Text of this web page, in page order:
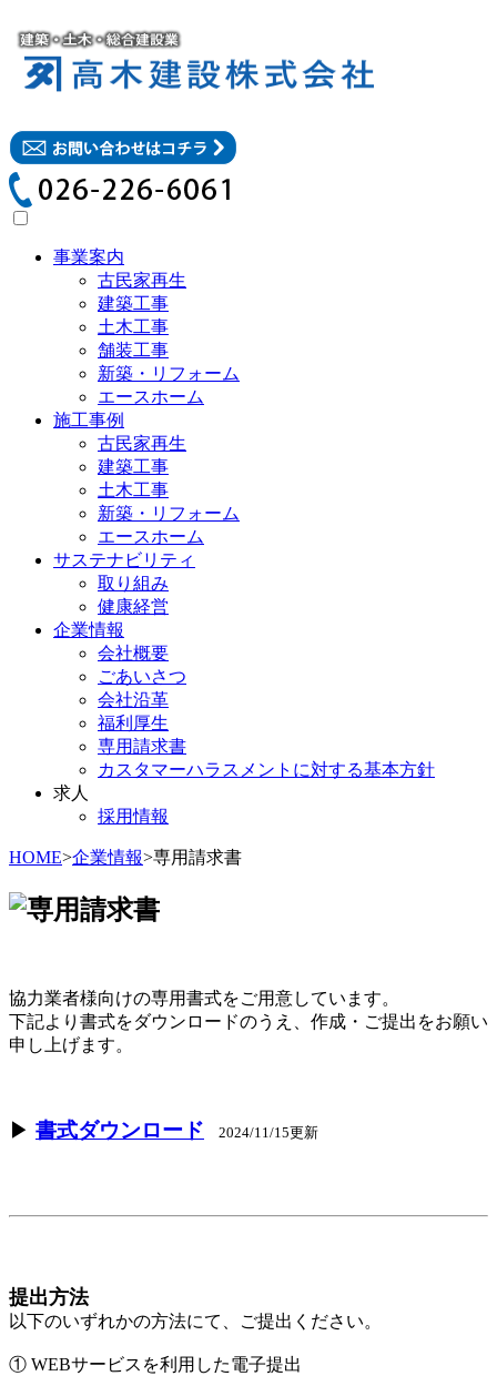
事業案内
古民家再生
建築工事
土木工事
舗装工事
新築・リフォーム
エースホーム
施工事例
古民家再生
建築工事
土木工事
新築・リフォーム
エースホーム
サステナビリティ
取り組み
健康経営
企業情報
会社概要
ごあいさつ
会社沿革
福利厚生
専用請求書
カスタマーハラスメントに対する基本方針
求人
採用情報
HOME>企業情報>専用請求書
協力業者様向けの専用書式をご用意しています。
下記より書式をダウンロードのうえ、作成・ご提出をお願い
申し上げます。
▶ 書式ダウンロード 2024/11/15更新
提出方法
以下のいずれかの方法にて、ご提出ください。
① WEBサービスを利用した電子提出